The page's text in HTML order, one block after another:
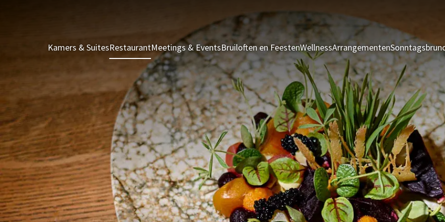
Kamers & SuitesRestaurantMeetings & EventsBruiloften en FeestenWellnessArrangementen